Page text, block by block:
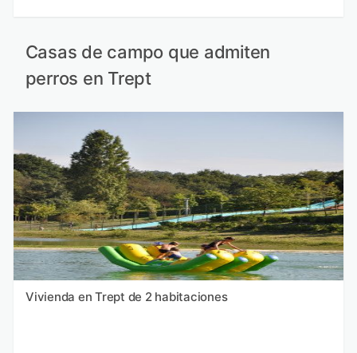
Casas de campo que admiten
perros en Trept
Vivienda en Trept de 2 habitaciones